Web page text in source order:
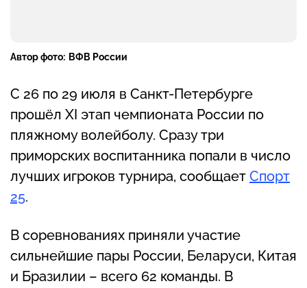
Автор фото: ВФВ России
С 26 по 29 июля в Санкт-Петербурге
прошёл XI этап чемпионата России по
пляжному волейболу. Сразу три
приморских воспитанника попали в число
лучших игроков турнира, сообщает Спорт
25.
В соревнованиях приняли участие
сильнейшие пары России, Беларуси, Китая
и Бразилии – всего 62 команды. В